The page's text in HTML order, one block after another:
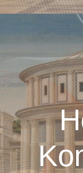
Skip